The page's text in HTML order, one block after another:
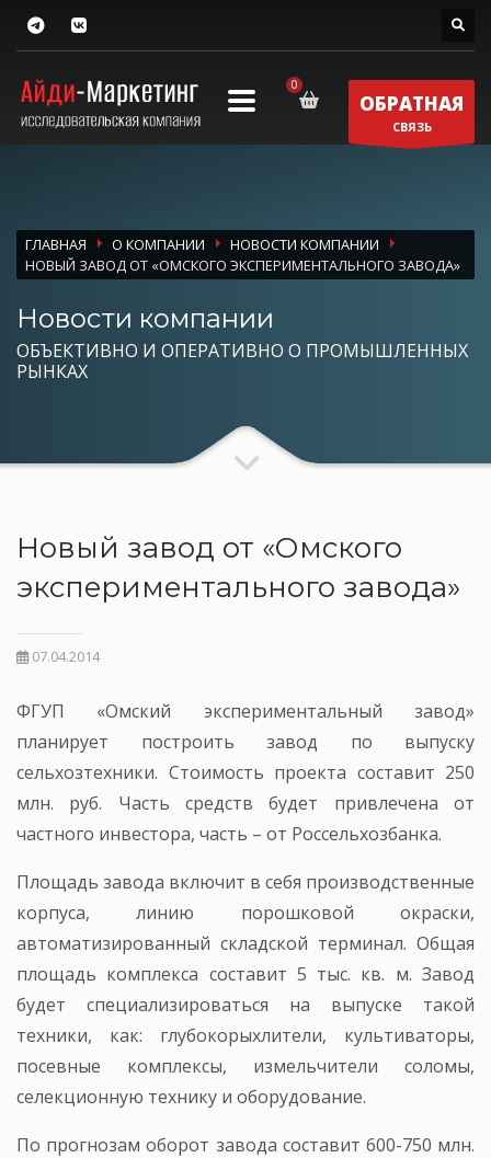
ОБРАТНАЯ
СВЯЗЬ
ГЛАВНАЯ О КОМПАНИИ
НОВОСТИ КОМПАНИИ
НОВЫЙ ЗАВОД ОТ «ОМСКОГО ЭКСПЕРИМЕНТАЛЬНОГО ЗАВОДА»
Новости компании
ОБЪЕКТИВНО И ОПЕРАТИВНО О ПРОМЫШЛЕННЫХ
РЫНКАХ
Новый завод от «Омского
экспериментального завода»
07.04.2014
ФГУП «Омский экспериментальный завод»
планирует построить завод по выпуску
сельхозтехники. Стоимость проекта составит 250
млн. руб. Часть средств будет привлечена от
частного инвестора, часть – от Россельхозбанка.
Площадь завода включит в себя производственные
корпуса, линию порошковой окраски,
автоматизированный складской терминал. Общая
площадь комплекса составит 5 тыс. кв. м. Завод
будет специализироваться на выпуске такой
техники, как: глубокорыхлители, культиваторы,
посевные комплексы, измельчители соломы,
селекционную технику и оборудование.
По прогнозам оборот завода составит 600-750 млн.